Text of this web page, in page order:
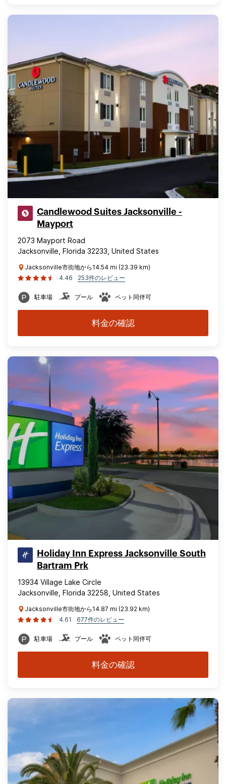
Candlewood Suites Jacksonville -
Mayport
2073 Mayport Road
Jacksonville, Florida 32233, United States
Jacksonville市街地から14.54 mi (23.39 km)
4.46
253件のレビュー
駐車場 プール ペット同伴可
料金の確認
Holiday Inn Express Jacksonville South
Bartram Prk
13934 Village Lake Circle
Jacksonville, Florida 32258, United States
Jacksonville市街地から14.87 mi (23.92 km)
4.61
677件のレビュー
駐車場 プール ペット同伴可
料金の確認